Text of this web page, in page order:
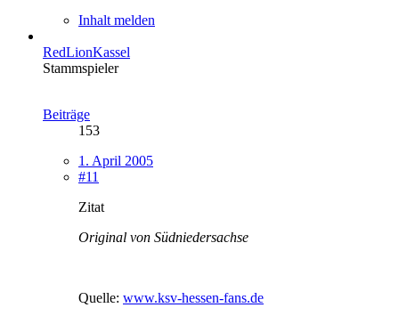
Inhalt melden
RedLionKassel
Stammspieler
Beiträge
153
1. April 2005
#11
Zitat
Original von Südniedersachse
Quelle: www.ksv-hessen-fans.de